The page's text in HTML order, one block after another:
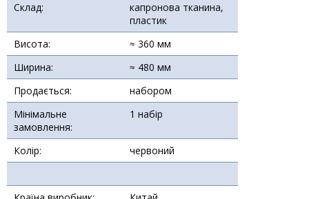
Склад:
капронова тканина,
пластик
Висота:
≈ 360 мм
Ширина:
≈ 480 мм
Продається:
набором
Мінімальне
замовлення:
1 набір
Колір: червоний